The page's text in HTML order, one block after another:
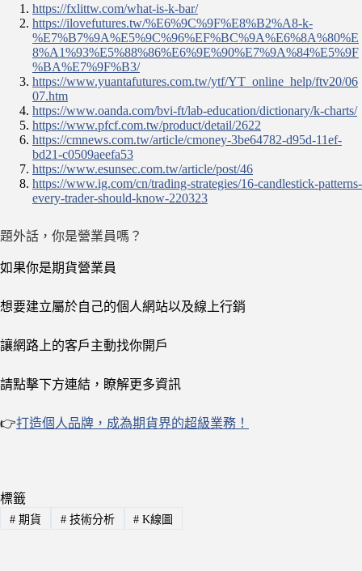
https://fxlittw.com/what-is-k-bar/
https://ilovefutures.tw/%E6%9C%9F%E8%B2%A8-k-
%E7%B7%9A%E5%9C%96%EF%BC%9A%E6%8A%80%E
8%A1%93%E5%88%86%E6%9E%90%E7%9A%84%E5%9F
%BA%E7%9F%B3/
https://www.yuantafutures.com.tw/ytf/YT_online_help/ftv20/06
07.htm
https://www.oanda.com/bvi-ft/lab-education/dictionary/k-charts/
https://www.pfcf.com.tw/product/detail/2622
https://cmnews.com.tw/article/cmoney-3be64782-d95d-11ef-
bd21-c0509aeefa53
https://www.esunsec.com.tw/article/post/46
https://www.ig.com/cn/trading-strategies/16-candlestick-patterns-
every-trader-should-know-220323
題外話，你是營業員嗎？
如果你是期貨營業員
想要建立屬於自己的個人網站以及線上行銷
讓網路上的客戶主動找你開戶
請點擊下方連結，瞭解更多資訊
👉打造個人品牌，成為期貨界的超級業務！
標籤
#期貨 #技術分析 # K線圖